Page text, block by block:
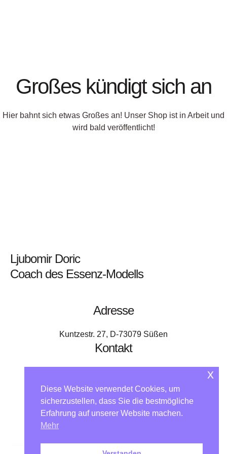
Großes kündigt sich an
Hier bahnt sich etwas Großes an! Unser Shop ist in Arbeit und
wird bald veröffentlicht!
Ljubomir Doric
Coach des Essenz-Modells
Adresse
Kuntzestr. 27, D-73079 Süßen
Kontakt
kontakt@ljubomir.net
Home
Das Modell Angebot Essenz-Pass
Essenzen auf Reisen Über mich Kontakt
Diese Website verwendet Cookies, um
sicherzustellen, dass Sie die bestmögliche
Erfahrung auf unserer Website machen.
Mehr
x